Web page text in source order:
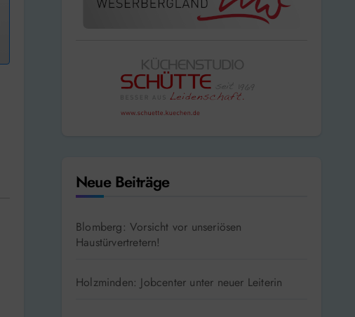
Neue Beiträge
Blomberg: Vorsicht vor unseriösen
Haustürvertretern!
Holzminden: Jobcenter unter neuer Leiterin